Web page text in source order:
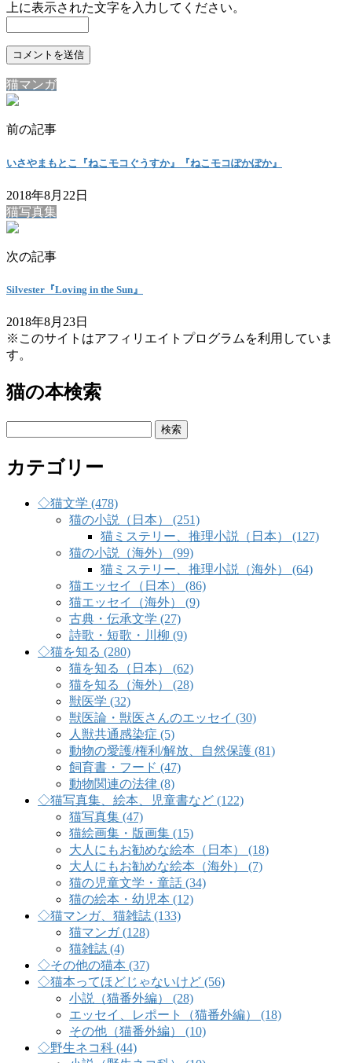
上に表示された文字を入力してください。
猫マンガ
前の記事
いさやまもとこ『ねこモコぐうすか』『ねこモコぽかぽか』
2018年8月22日
猫写真集
次の記事
Silvester『Loving in the Sun』
2018年8月23日
※このサイトはアフィリエイトプログラムを利用していま
す。
猫の本検索
カテゴリー
◇猫文学 (478)
猫の小説（日本） (251)
猫ミステリー、推理小説（日本） (127)
猫の小説（海外） (99)
猫ミステリー、推理小説（海外） (64)
猫エッセイ（日本） (86)
猫エッセイ（海外） (9)
古典・伝承文学 (27)
詩歌・短歌・川柳 (9)
◇猫を知る (280)
猫を知る（日本） (62)
猫を知る（海外） (28)
獣医学 (32)
獣医論・獣医さんのエッセイ (30)
人獣共通感染症 (5)
動物の愛護/権利/解放、自然保護 (81)
飼育書・フード (47)
動物関連の法律 (8)
◇猫写真集、絵本、児童書など (122)
猫写真集 (47)
猫絵画集・版画集 (15)
大人にもお勧めな絵本（日本） (18)
大人にもお勧めな絵本（海外） (7)
猫の児童文学・童話 (34)
猫の絵本・幼児本 (12)
◇猫マンガ、猫雑誌 (133)
猫マンガ (128)
猫雑誌 (4)
◇その他の猫本 (37)
◇猫本ってほどじゃないけど (56)
小説（猫番外編） (28)
エッセイ、レポート（猫番外編） (18)
その他（猫番外編） (10)
◇野生ネコ科 (44)